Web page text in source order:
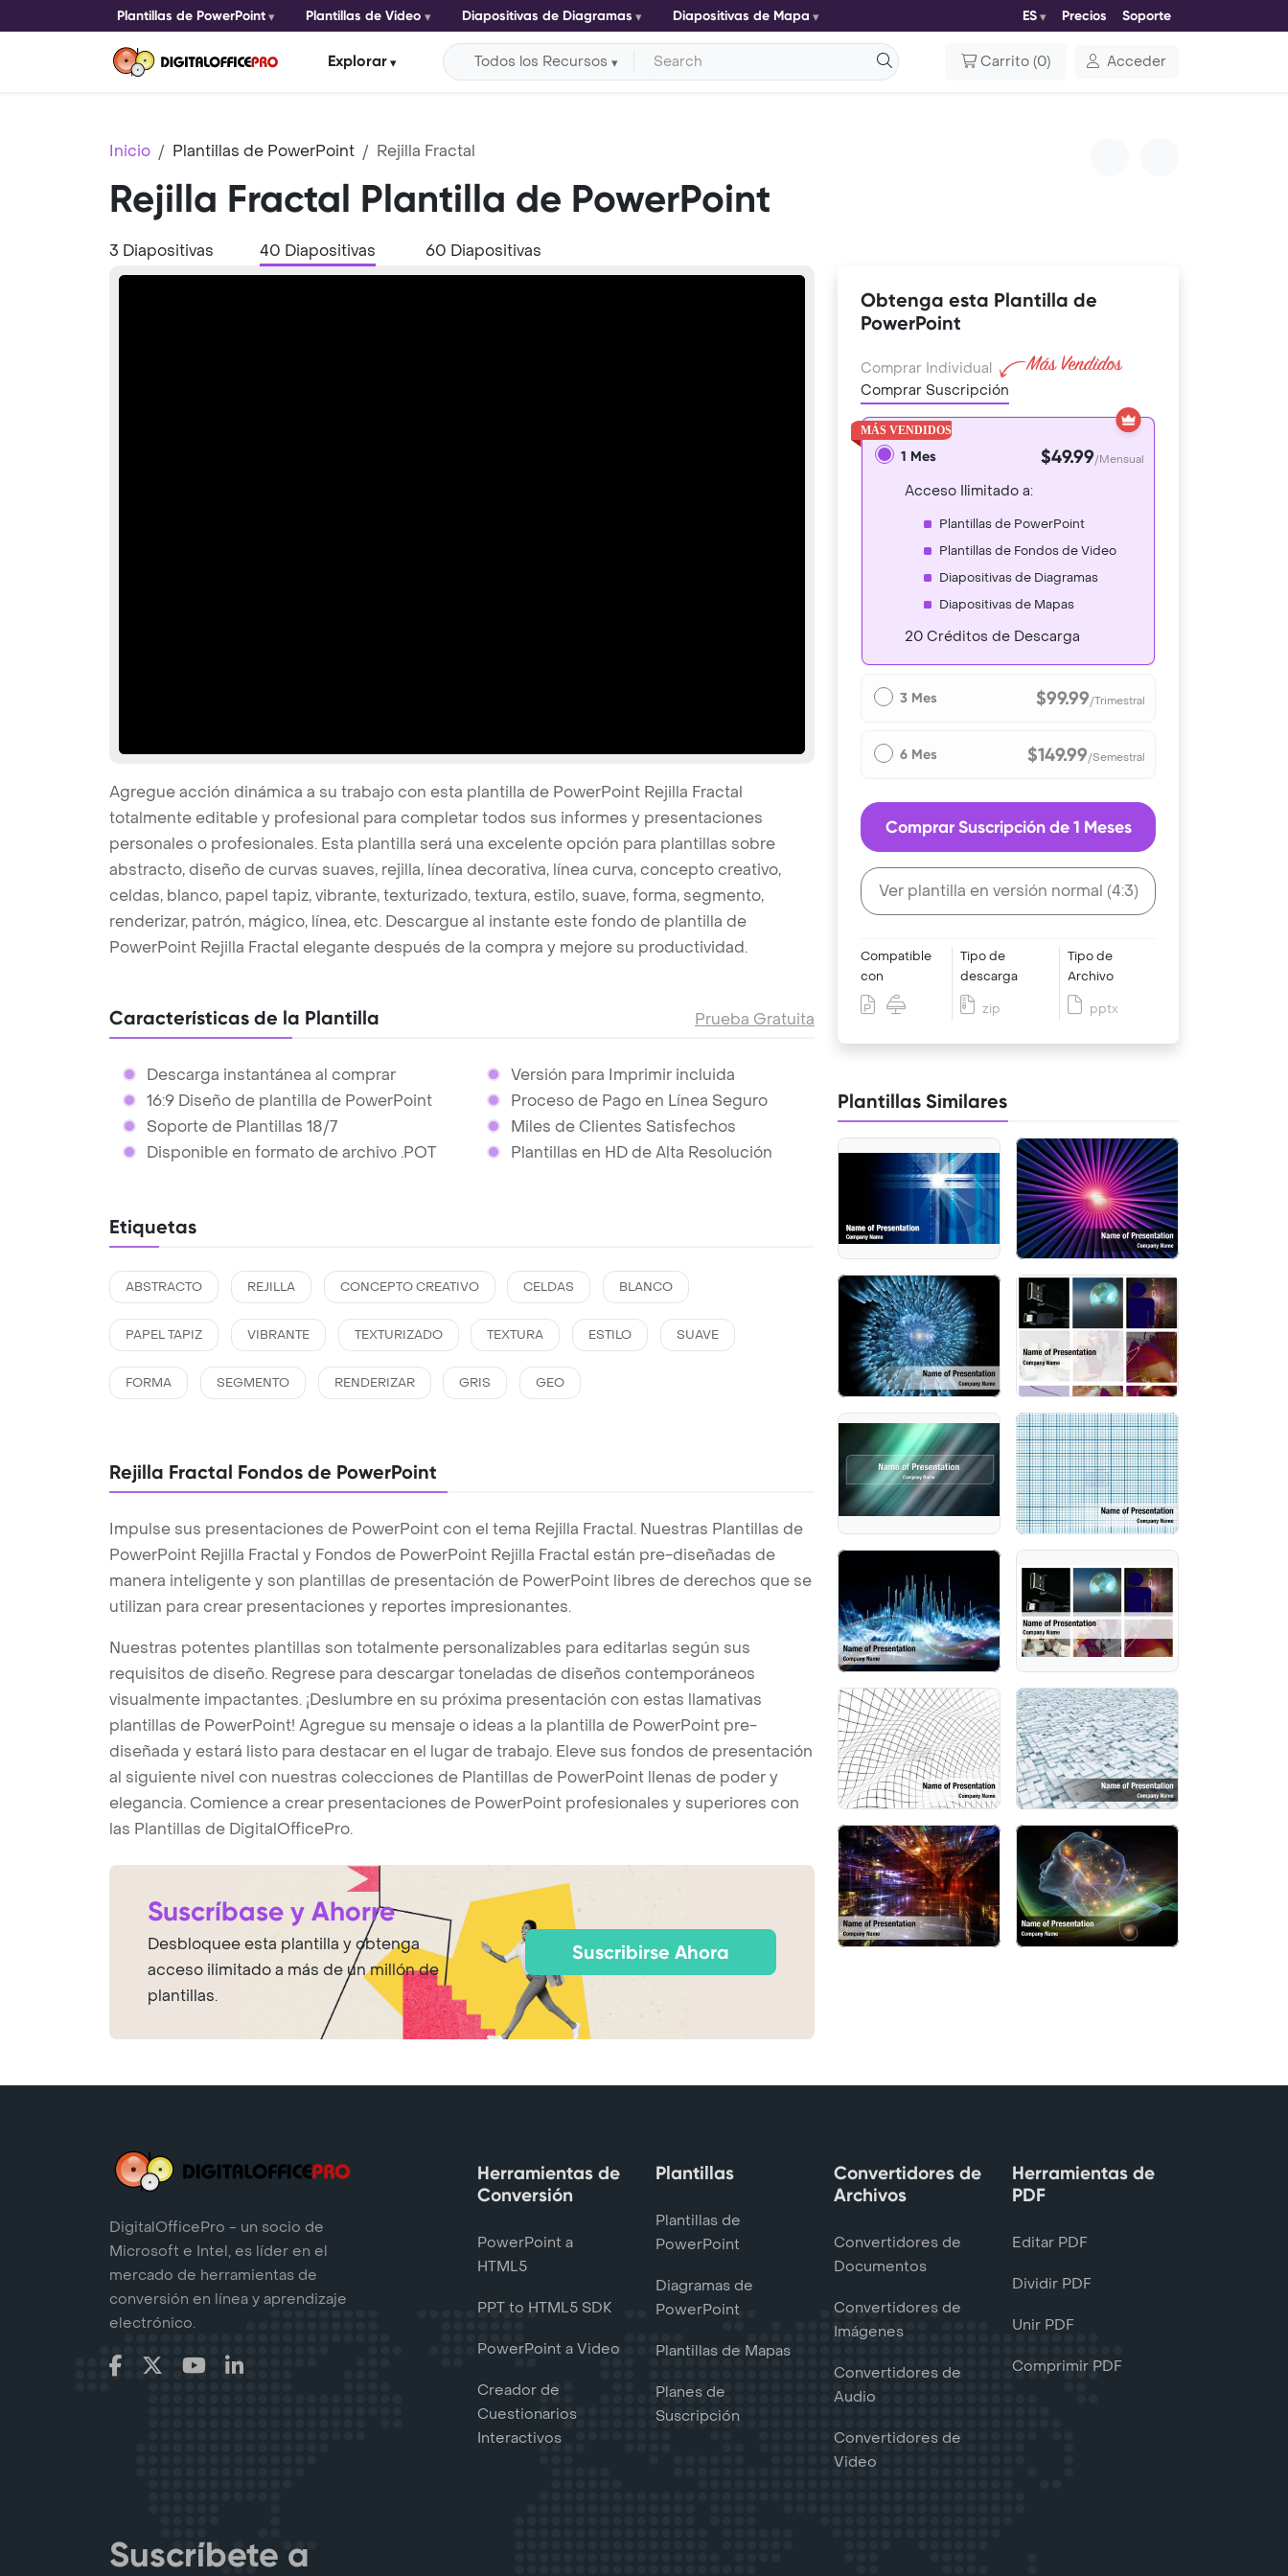
Plantillas de PowerPoint Plantillas de Video Diapositivas de Diagramas Diapositivas de Mapa ES Precios Soporte
Explorar Todos los Recursos Carrito (0) Acceder
Inicio Plantillas de PowerPoint Rejilla Fractal
Rejilla Fractal Plantilla de PowerPoint
3 Diapositivas 40 Diapositivas 60 Diapositivas
Agregue acción dinámica a su trabajo con esta plantilla de PowerPoint Rejilla Fractal
totalmente editable y profesional para completar todos sus informes y presentaciones
personales o profesionales. Esta plantilla será una excelente opción para plantillas sobre
abstracto, diseño de curvas suaves, rejilla, línea decorativa, línea curva, concepto creativo,
celdas, blanco, papel tapiz, vibrante, texturizado, textura, estilo, suave, forma, segmento,
renderizar, patrón, mágico, línea, etc. Descargue al instante este fondo de plantilla de
PowerPoint Rejilla Fractal elegante después de la compra y mejore su productividad.
Características de la Plantilla Prueba Gratuita
Descarga instantánea al comprar
16:9 Diseño de plantilla de PowerPoint
Soporte de Plantillas 18/7
Disponible en formato de archivo .POT
Versión para Imprimir incluida
Proceso de Pago en Línea Seguro
Miles de Clientes Satisfechos
Plantillas en HD de Alta Resolución
Etiquetas
ABSTRACTO REJILLA CONCEPTO CREATIVO CELDAS BLANCO
PAPEL TAPIZ VIBRANTE TEXTURIZADO TEXTURA ESTILO SUAVE
FORMA SEGMENTO RENDERIZAR GRIS GEO
Rejilla Fractal Fondos de PowerPoint
Impulse sus presentaciones de PowerPoint con el tema Rejilla Fractal. Nuestras Plantillas de
PowerPoint Rejilla Fractal y Fondos de PowerPoint Rejilla Fractal están pre-diseñadas de
manera inteligente y son plantillas de presentación de PowerPoint libres de derechos que se
utilizan para crear presentaciones y reportes impresionantes.
Nuestras potentes plantillas son totalmente personalizables para editarlas según sus
requisitos de diseño. Regrese para descargar toneladas de diseños contemporáneos
visualmente impactantes. ¡Deslumbre en su próxima presentación con estas llamativas
plantillas de PowerPoint! Agregue su mensaje o ideas a la plantilla de PowerPoint pre-
diseñada y estará listo para destacar en el lugar de trabajo. Eleve sus fondos de presentación
al siguiente nivel con nuestras colecciones de Plantillas de PowerPoint llenas de poder y
elegancia. Comience a crear presentaciones de PowerPoint profesionales y superiores con
las Plantillas de DigitalOfficePro.
Suscríbase y Ahorre
Desbloquee esta plantilla y obtenga
acceso ilimitado a más de un millón de
plantillas.
Suscribirse Ahora
Obtenga esta Plantilla de
PowerPoint
Comprar Individual
Comprar Suscripción
1 Mes $49.99/Mensual
Acceso Ilimitado a:
Plantillas de PowerPoint
Plantillas de Fondos de Video
Diapositivas de Diagramas
Diapositivas de Mapas
20 Créditos de Descarga
3 Mes $99.99/Trimestral
6 Mes $149.99/Semestral
Comprar Suscripción de 1 Meses
Ver plantilla en versión normal (4:3)
Compatible
con
Tipo de
descarga
zip
Tipo de
Archivo
pptx
Plantillas Similares
DigitalOfficePro - un socio de
Microsoft e Intel, es líder en el
mercado de herramientas de
conversión en línea y aprendizaje
electrónico.
Herramientas de
Conversión
PowerPoint a
HTML5
PPT to HTML5 SDK
PowerPoint a Video
Creador de
Cuestionarios
Interactivos
Plantillas
Plantillas de
PowerPoint
Diagramas de
PowerPoint
Plantillas de Mapas
Planes de
Suscripción
Convertidores de
Archivos
Convertidores de
Documentos
Convertidores de
Imágenes
Convertidores de
Audio
Convertidores de
Video
Herramientas de
PDF
Editar PDF
Dividir PDF
Unir PDF
Comprimir PDF
Suscríbete a